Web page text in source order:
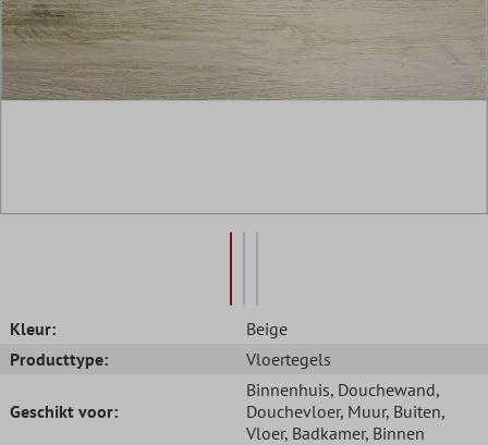
Kleur:
Beige
Producttype:
Vloertegels
Geschikt voor:
Binnenhuis, Douchewand,
Douchevloer, Muur, Buiten,
Vloer, Badkamer, Binnen